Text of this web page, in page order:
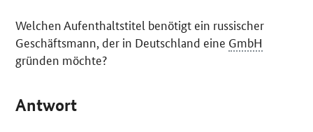
Welchen Aufenthaltstitel benötigt ein russischer
Geschäftsmann, der in Deutschland eine GmbH
gründen möchte?
Antwort